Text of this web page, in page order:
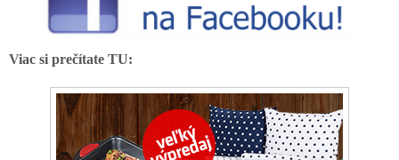
Viac si prečítate TU: